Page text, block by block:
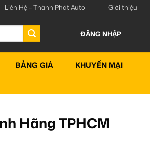
Liên Hệ – Thành Phát Auto Giới thiệu
ĐĂNG NHẬP
BẢNG GIÁ KHUYẾN MẠI
Hãng TPHCM